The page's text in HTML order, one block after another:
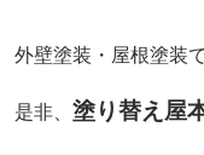
外壁塗装・屋根塗装
是非、塗り替え屋